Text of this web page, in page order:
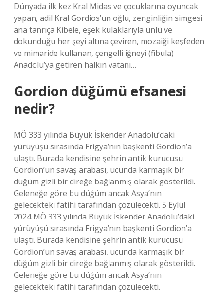
Dünyada ilk kez Kral Midas ve çocuklarına oyuncak
yapan, adil Kral Gordios’un oğlu, zenginliğin simgesi
ana tanrıça Kibele, eşek kulaklarıyla ünlü ve
dokunduğu her şeyi altına çeviren, mozaiği keşfeden
ve mimaride kullanan, çengelli iğneyi (fibula)
Anadolu’ya getiren halkın vatanı…
Gordion düğümü efsanesi
nedir?
MÖ 333 yılında Büyük İskender Anadolu’daki
yürüyüşü sırasında Frigya’nın başkenti Gordion’a
ulaştı. Burada kendisine şehrin antik kurucusu
Gordion’un savaş arabası, ucunda karmaşık bir
düğüm gizli bir direğe bağlanmış olarak gösterildi.
Geleneğe göre bu düğüm ancak Asya’nın
gelecekteki fatihi tarafından çözülecekti. 5 Eylül
2024 MÖ 333 yılında Büyük İskender Anadolu’daki
yürüyüşü sırasında Frigya’nın başkenti Gordion’a
ulaştı. Burada kendisine şehrin antik kurucusu
Gordion’un savaş arabası, ucunda karmaşık bir
düğüm gizli bir direğe bağlanmış olarak gösterildi.
Geleneğe göre bu düğüm ancak Asya’nın
gelecekteki fatihi tarafından çözülecekti.